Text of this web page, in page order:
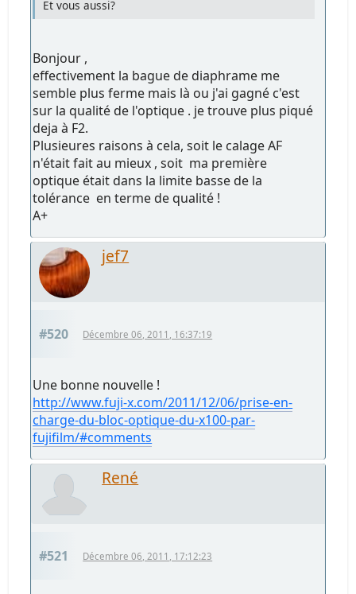
Et vous aussi?
Bonjour ,
effectivement la bague de diaphrame me
semble plus ferme mais là ou j'ai gagné c'est
sur la qualité de l'optique . je trouve plus piqué
deja à F2.
Plusieures raisons à cela, soit le calage AF
n'était fait au mieux , soit ma première
optique était dans la limite basse de la
tolérance en terme de qualité !
A+
jef7
#520 Décembre 06, 2011, 16:37:19
Une bonne nouvelle !
http://www.fuji-x.com/2011/12/06/prise-en-
charge-du-bloc-optique-du-x100-par-
fujifilm/#comments
René
#521 Décembre 06, 2011, 17:12:23